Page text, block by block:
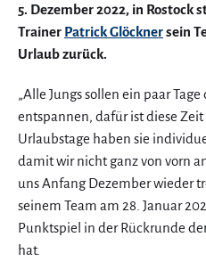
5. Dezember 2022, in Rostock
Trainer Patrick Glöcknersein
Urlaub zurück.
„Alle Jungs sollen ein paar
entspannen, dafür ist diese Zeit
Urlaubstage haben sie
damit wir nicht ganz von vorn
uns Anfang Dezember wieder
seinem Team am 28. Januar
Punktspiel in der Rückrunde
hat.